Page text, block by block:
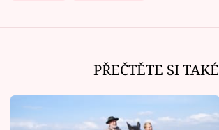
PŘEČTĚTE SI TAKÉ